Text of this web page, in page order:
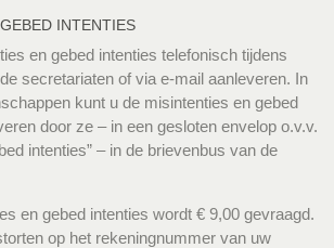
INTENTIES
en gebed intenties telefonisch tijdens
secretariaten of via e-mail aanleveren. In
kunt u de misintenties en gebed
door ze – in een gesloten envelop o.v.v.
intenties” – in de brievenbus van de
en gebed intenties wordt € 9,00 gevraagd.
op het rekeningnummer van uw